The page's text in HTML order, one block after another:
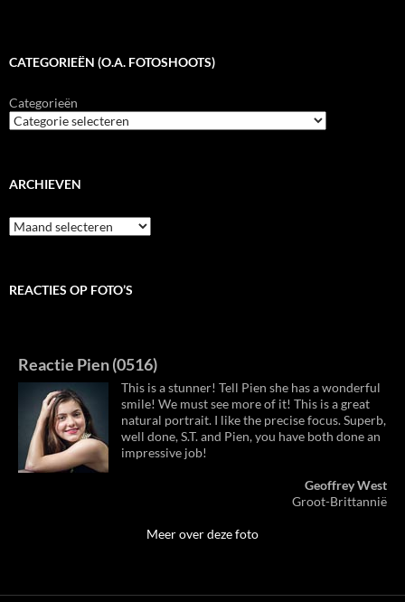
CATEGORIEËN (O.A. FOTOSHOOTS)
Categorieën
ARCHIEVEN
Archieven
REACTIES OP FOTO’S
Reactie Pien (0516)
This is a stunner! Tell Pien she has a wonderful
smile! We must see more of it! This is a great
natural portrait. I like the precise focus. Superb,
well done, S.T. and Pien, you have both done an
impressive job!
Geoffrey West
Groot-Brittannië
Meer over deze foto